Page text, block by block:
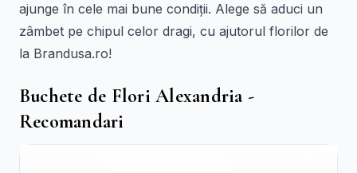
ajunge în cele mai bune condiții. Alege să aduci un
zâmbet pe chipul celor dragi, cu ajutorul florilor de
la Brandusa.ro!
Buchete de Flori Alexandria -
Recomandari